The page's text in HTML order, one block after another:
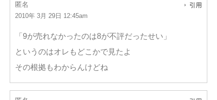
匿名
2010年 3月 29日 12:45am
引用
「9が売れなかったのは8が不評だったせい」
というのはオレもどこかで見たよ
その根拠もわからんけどね